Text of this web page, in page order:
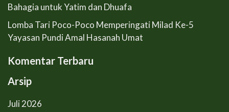
Bahagia untuk Yatim dan Dhuafa
Lomba Tari Poco-Poco Memperingati Milad Ke-5
Yayasan Pundi Amal Hasanah Umat
Komentar Terbaru
Arsip
Juli 2026